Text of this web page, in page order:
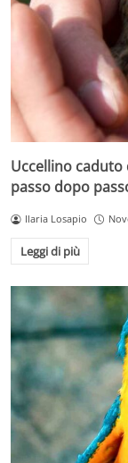
Uccellino
passo dopo
Ilaria Losapio
Leggi di più